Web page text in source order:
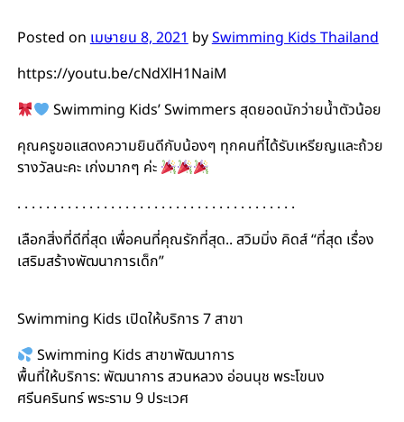
Posted onเมษายน 8, 2021bySwimming Kids Thailand
https://youtu.be/cNdXlH1NaiM
Swimming Kids’ Swimmers สุดยอดนักว่ายน้ำตัวน้อย
คุณครูขอแสดงความยินดีกับน้องๆ ทุกคนที่ได้รับเหรียญและถ้วย
รางวัลนะคะ เก่งมากๆ ค่ะ
. . . . . . . . . . . . . . . . . . . . . . . . . . . . . . . . . . . . . . .
เลือกสิ่งที่ดีที่สุด เพื่อคนที่คุณรักที่สุด.. สวิมมิ่ง คิดส์ “ที่สุด เรื่อง
เสริมสร้างพัฒนาการเด็ก”
Swimming Kids เปิดให้บริการ 7 สาขา
Swimming Kids สาขาพัฒนาการ
พื้นที่ให้บริการ: พัฒนาการ สวนหลวง อ่อนนุช พระโขนง
ศรีนครินทร์ พระราม 9 ประเวศ